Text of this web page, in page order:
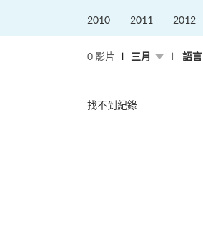
2010 2011 2012
0 影片 三月 語言
找不到紀錄